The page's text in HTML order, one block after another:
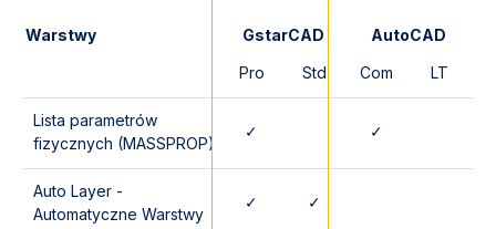
Warstwy GstarCAD
AutoCAD
Pro
Std Com LT
Lista parametrów
fizycznych (MASSPROP)
✓ ✓
Auto Layer -
Automatyczne Warstwy
✓ ✓